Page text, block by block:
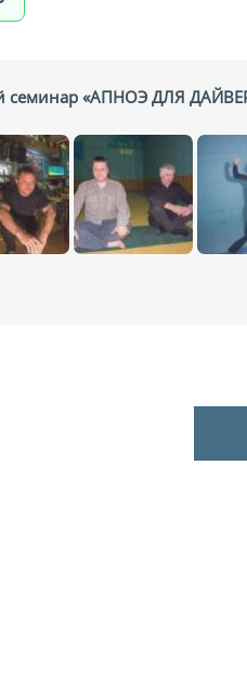
семинар «АПНОЭ ДЛЯ